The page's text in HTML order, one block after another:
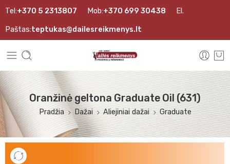
Tel:+370 5 2313807 Mob:+370 699 30438 El.
Paštas:teptukas@dailesreikmenys.lt
Oranžinė geltona Graduate Oil (631)
Pradžia Dažai Aliejiniai dažai Graduate